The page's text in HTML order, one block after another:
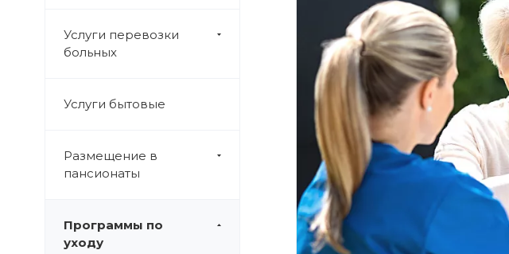
Услуги перевозки
больных
Услуги бытовые
Размещение в
пансионаты
Программы по
уходу